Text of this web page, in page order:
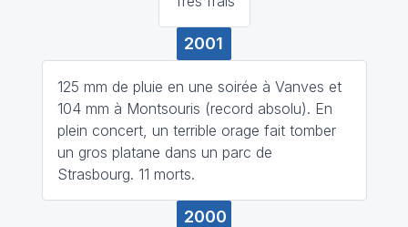
2001
125 mm de pluie en une soirée à Vanves et
104 mm à Montsouris (record absolu). En
plein concert, un terrible orage fait tomber
un gros platane dans un parc de
Strasbourg. 11 morts.
2000